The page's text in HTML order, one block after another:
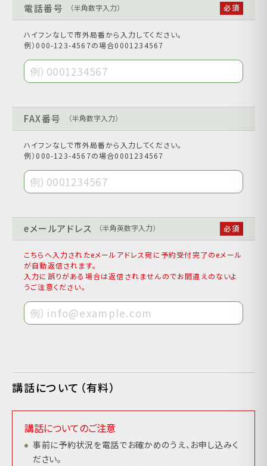
電話番号 （半角数字入力）
ハイフンなしで市外局番から入力してください。
例）000-123-4567の場合0001234567
FAX番号 （半角数字入力）
ハイフンなしで市外局番から入力してください。
例）000-123-4567の場合0001234567
eメールアドレス （半角英数字入力）
こちらへ入力されたeメールアドレス宛に予約受付完了のeメール
が自動返信されます。
入力に誤りがある場合は返信されませんのでお間違えのないよ
うご注意ください。
講話について（有料）
講話についてのご注意
事前に予約状況を電話でお確かめのうえ、お申し込みく
ださい。